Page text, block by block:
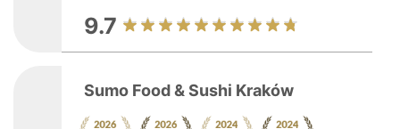
9.7
Sumo Food & Sushi Kraków